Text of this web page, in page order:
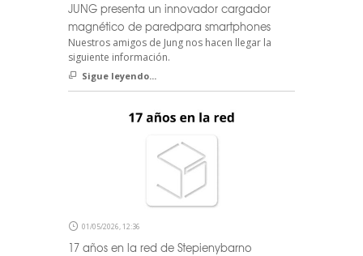
JUNG presenta un innovador cargador
magnético de paredpara smartphones
Nuestros amigos de Jung nos hacen llegar la
siguiente información.
Sigue leyendo...
01/05/2026, 12:36
17 años en la red de Stepienybarno